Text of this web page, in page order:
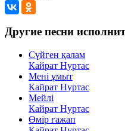
Другие песни
Сүйген қалам
Кайрат Нуртас
Мені ұмыт
Кайрат Нуртас
Мейлі
Кайрат Нуртас
Өмір ғажап